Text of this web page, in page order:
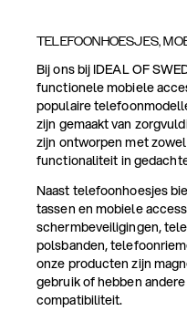
TELEFOONHOESJES,
Bij ons bij IDEAL OF
functionele mobiele
populaire
zijn gemaakt van
zijn ontworpen met
functionaliteit in
Naast telefoonhoesjes
tassen en mobiele
schermbeveiligingen,
polsbanden,
onze producten zijn
gebruik of hebben
compatibiliteit.